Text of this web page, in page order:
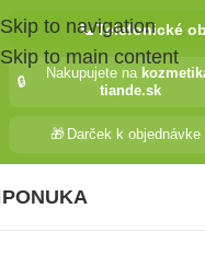
Skip to navigation
Skip to main content
📞Telefonické
🔒
Nakupujete na
tiande.sk
🎁 Darček k objednávke
PONUKA